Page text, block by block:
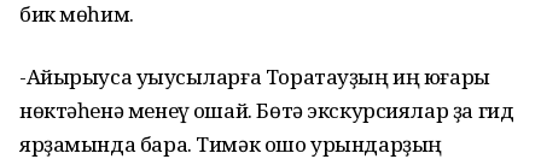
бик мөһим.
-Айырыуса уҡыусыларға Торатауҙың иң юғары
нөктәһенә менеү оҡшай. Бөтә экскурсиялар ҙа гид
ярҙамында бара. Тимәк ошо урындарҙың